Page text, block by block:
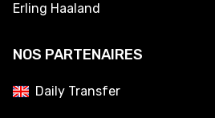
Erling Haaland
NOS PARTENAIRES
Daily Transfer